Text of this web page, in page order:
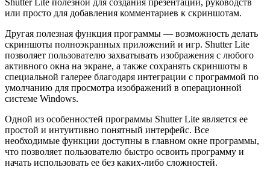
или просто для добавления комментариев к скриншотам.
Другая полезная функция программы — возможность делать
скриншоты полноэкранных приложений и игр. Shutter Lite
позволяет пользователю захватывать изображения с любого
активного окна на экране, а также сохранять скриншоты в
специальной галерее благодаря интеграции с программой по
умолчанию для просмотра изображений в операционной
системе Windows.
Одной из особенностей программы Shutter Lite является ее
простой и интуитивно понятный интерфейс. Все
необходимые функции доступны в главном окне программы,
что позволяет пользователю быстро освоить программу и
начать использовать ее без каких-либо сложностей.